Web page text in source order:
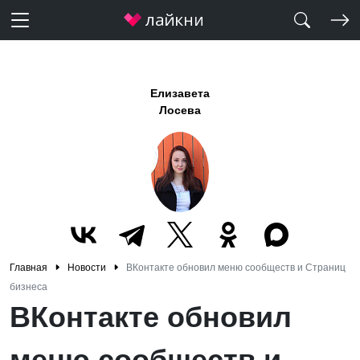
Елизавета
Лосева
Главная Новости
ВКонтакте обновил меню сообществ и Страниц
бизнеса
ВКонтакте обновил